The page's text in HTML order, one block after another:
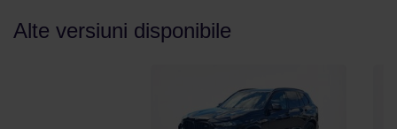
Alte versiuni disponibile